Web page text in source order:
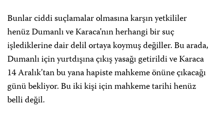
Bunlar ciddi suçlamalar olmasına karşın yetkililer
henüz Dumanlı ve Karaca’nın herhangi bir suç
işlediklerine dair delil ortaya koymuş değiller. Bu arada,
Dumanlı için yurtdışına çıkış yasağı getirildi ve Karaca
14 Aralık’tan bu yana hapiste mahkeme önüne çıkacağı
günü bekliyor. Bu iki kişi için mahkeme tarihi henüz
belli değil.